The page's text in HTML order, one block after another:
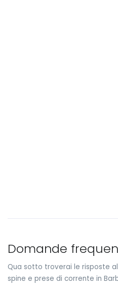
Domande
Qua sotto troverai le risposte
spine e prese di corrente in